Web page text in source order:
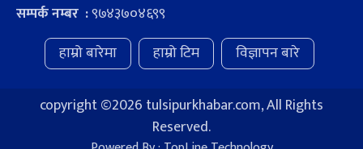
सम्पर्क नम्बर :९७४३७०४६९९
हाम्रो बारेमा
हाम्रो टिम विज्ञापन बारे
copyright ©2026 tulsipurkhabar.com, All Rights
Reserved.